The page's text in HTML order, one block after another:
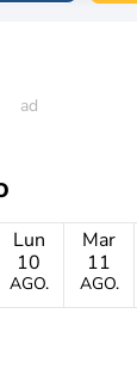
Lun
10
AGO.
Mar
11
AGO.